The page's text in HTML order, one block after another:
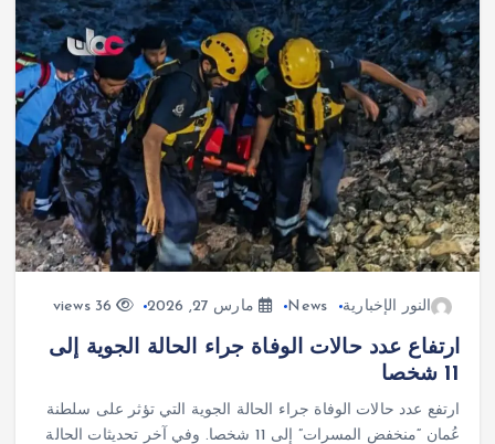
النور الإخبارية News مارس 27, 2026 36 views
ارتفاع عدد حالات الوفاة جراء الحالة الجوية إلى
‏ارتفع عدد حالات الوفاة جراء الحالة الجوية التي تؤثر على سلطنة
‎عُمان “منخفض المسرات” إلى 11 شخصا. وفي آخر تحديثات الحالة